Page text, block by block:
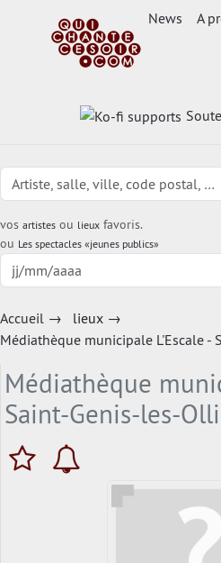
News A
vos artistes ou lieux favoris.
ou Les spectacles «jeunes publics»
Accueil → lieux →
Médiathèque municipale L'Escale -
Médiathèque
Saint-Genis-les-